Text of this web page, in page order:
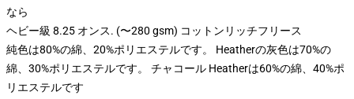
なら
ヘビー級 8.25 オンス. (〜280 gsm) コットンリッチフリース
純色は80%の綿、20%ポリエステルです。 Heatherの灰色は70%の
綿、30%ポリエステルです。 チャコール Heatherは60%の綿、40%ポ
リエステルです